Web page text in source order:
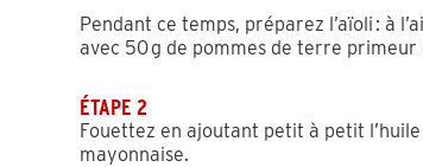
Pendant ce temps, préparez l’aïoli : à
avec 50 g de pommes de terre
ÉTAPE 2
Fouettez en ajoutant petit à petit l’huile
mayonnaise.